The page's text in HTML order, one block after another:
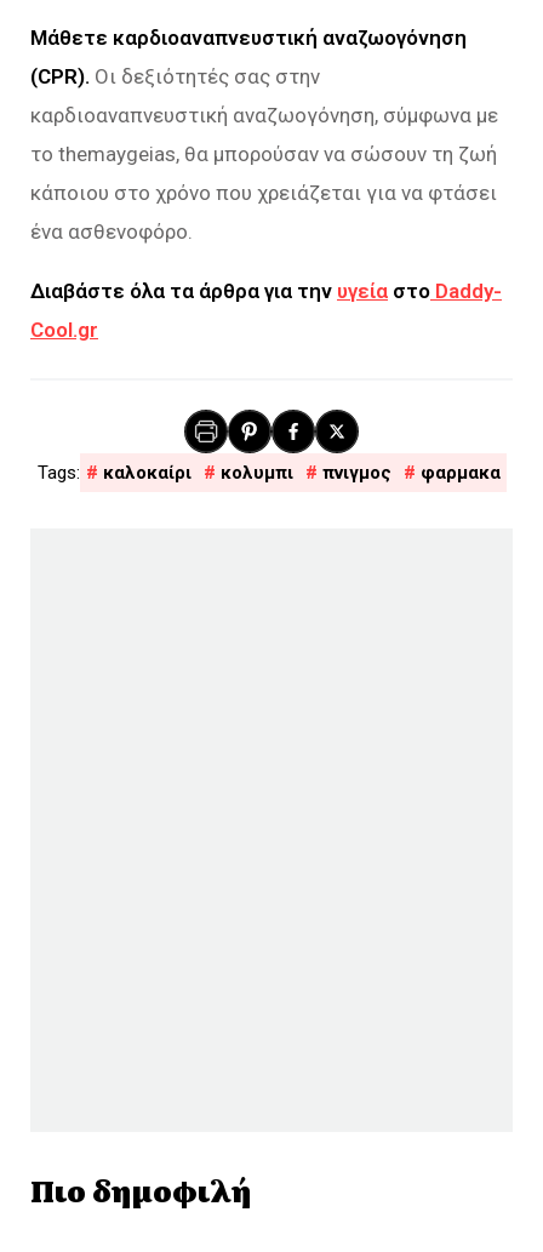
Μάθετε καρδιοαναπνευστική αναζωογόνηση
(CPR). Οι δεξιότητές σας στην
καρδιοαναπνευστική αναζωογόνηση, σύμφωνα με
το themaygeias, θα μπορούσαν να σώσουν τη ζωή
κάποιου στο χρόνο που χρειάζεται για να φτάσει
ένα ασθενοφόρο.
Διαβάστε όλα τα άρθρα για την υγεία στο Daddy-
Cool.gr
καλοκαίρι κολυμπι πνιγμος φαρμακα
Πιο δημοφιλή